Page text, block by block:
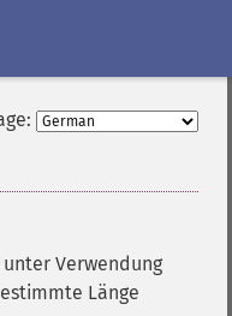
Verwendung
Länge